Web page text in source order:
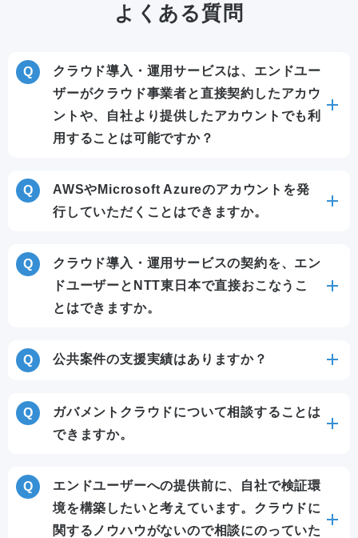
よくある質問
クラウド導入・運用サービスは、エンドユー
ザーがクラウド事業者と直接契約したアカウ
ントや、自社より提供したアカウントでも利
用することは可能ですか？
AWSやMicrosoft Azureのアカウントを発
行していただくことはできますか。
クラウド導入・運用サービスの契約を、エン
ドユーザーとNTT東日本で直接おこなうこ
とはできますか。
公共案件の支援実績はありますか？
ガバメントクラウドについて相談することは
できますか。
エンドユーザーへの提供前に、自社で検証環
境を構築したいと考えています。クラウドに
関するノウハウがないので相談にのっていた